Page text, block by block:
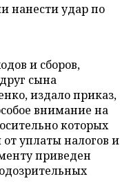
нанести удар по
и сборов,
сына
издало приказ,
внимание на
которых
уплаты налогов и
приведен